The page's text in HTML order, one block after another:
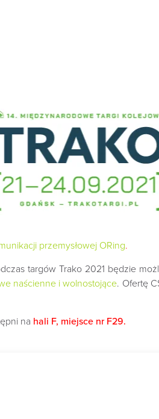
przemysłowej ORing.
targów Trako 2021 będzie
naścienne i wolnostojące. Ofertę
na hali F, miejsce nr F29.